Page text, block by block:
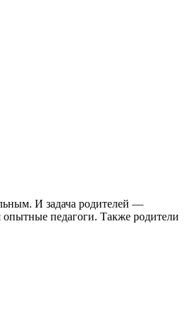
И задача родителей —
опытные педагоги. Также родители